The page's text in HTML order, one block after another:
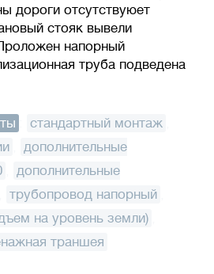
дороги отсутствуюет
стояк вывели
напорный
труба подведена
стандартный монтаж
дополнительные
дополнительные
трубопровод напорный
на уровень земли)
траншея